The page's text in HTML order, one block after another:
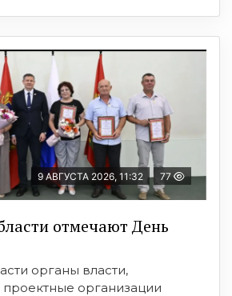
9 АВГУСТА 2026, 11:32 77
отмечают День
органы власти,
проектные организации